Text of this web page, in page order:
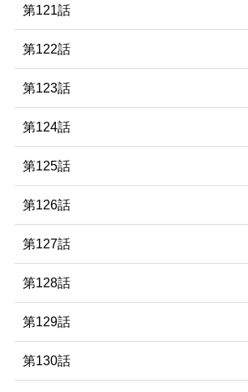
第121話
第122話
第123話
第124話
第125話
第126話
第127話
第128話
第129話
第130話